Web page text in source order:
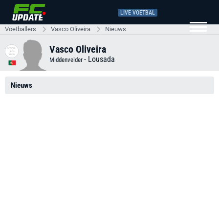
LIVE VOETBAL
Voetballers Vasco Oliveira Nieuws
Vasco Oliveira
Middenvelder - Lousada
Nieuws